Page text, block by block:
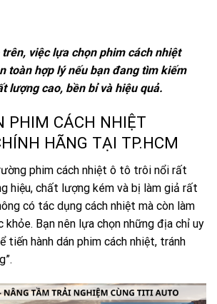
việc lựa chọn phim cách nhiệt
toàn hợp lý nếu bạn đang tìm kiếm
lượng cao, bền bỉ và hiệu quả.
PHIM CÁCH NHIỆT
HÃNG TẠI TP.HCM
phim cách nhiệt ô tô trôi nổi rất
hiệu, chất lượng kém và bị làm giả rất
có tác dụng cách nhiệt mà còn làm
khỏe. Bạn nên lựa chọn những địa chỉ uy
tiến hành dán phim cách nhiệt, tránh